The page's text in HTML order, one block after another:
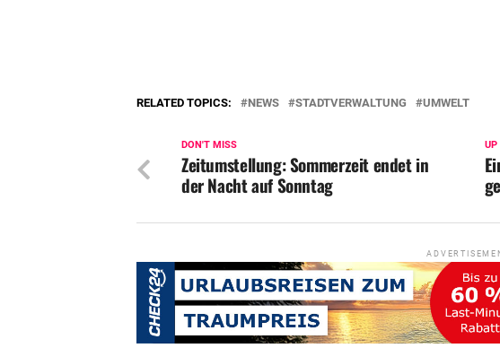
RELATED TOPICS: NEWS STADTVERWALTUNG UMWELT
UP
DON'T MISS
Zeitumstellung: Sommerzeit endet in
der Nacht auf Sonntag